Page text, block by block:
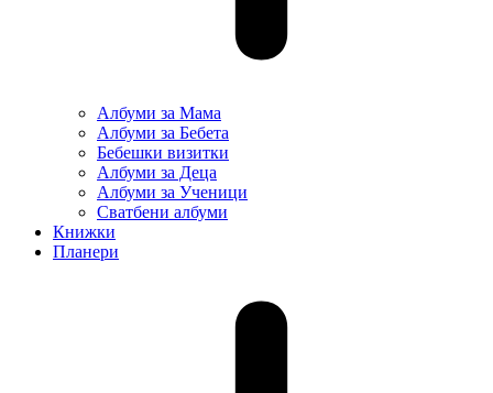
Албуми за Мама
Албуми за Бебета
Бебешки визитки
Албуми за Деца
Албуми за Ученици
Сватбени албуми
Книжки
Планери